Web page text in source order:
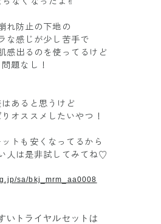
れ防止の下地の
な感じが少し苦手で
感出るのを使ってるけど
問題なし！
あると思うけど
オススメしたいやつ！
トも安くなってるから
人は是非試してみてね♡
sa/bkj_mrm_aa0008
いトライヤルセットは